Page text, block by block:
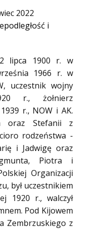
w PRL
2022
i
lipca 1900 r. w
1966 r. w
uczestnik wojny
r., żołnierz
r., NOW i AK.
oraz Stefanii z
rodzeństwa -
i Jadwigę oraz
Piotra i
Organizacji
był uczestnikiem
1920 r., walczył
Pod Kijowem
Zembrzuskiego z